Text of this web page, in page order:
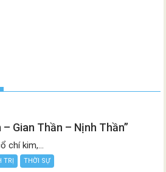
Gian Thần – Nịnh Thần”
chí kim,...
TRỊ THỜI SỰ